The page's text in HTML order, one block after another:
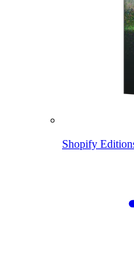
Shopify